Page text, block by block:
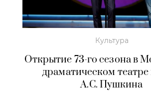
Культура
Открытие 73-го сезона в
драматическом
А.С. Пушкина